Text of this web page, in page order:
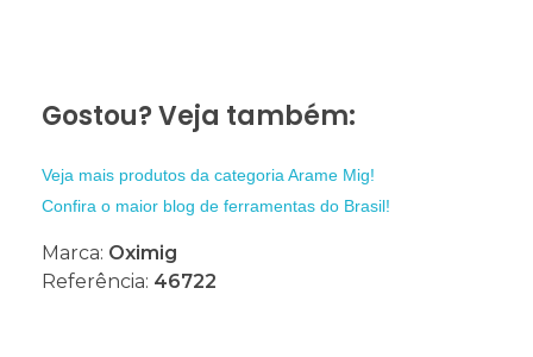
Gostou? Veja também:
Veja mais produtos da categoria Arame Mig!
Confira o maior blog de ferramentas do Brasil!
Marca: Oximig
Referência: 46722